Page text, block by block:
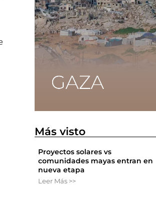
Más visto
Proyectos solares vs
comunidades mayas entran en
nueva etapa
Leer Más >>